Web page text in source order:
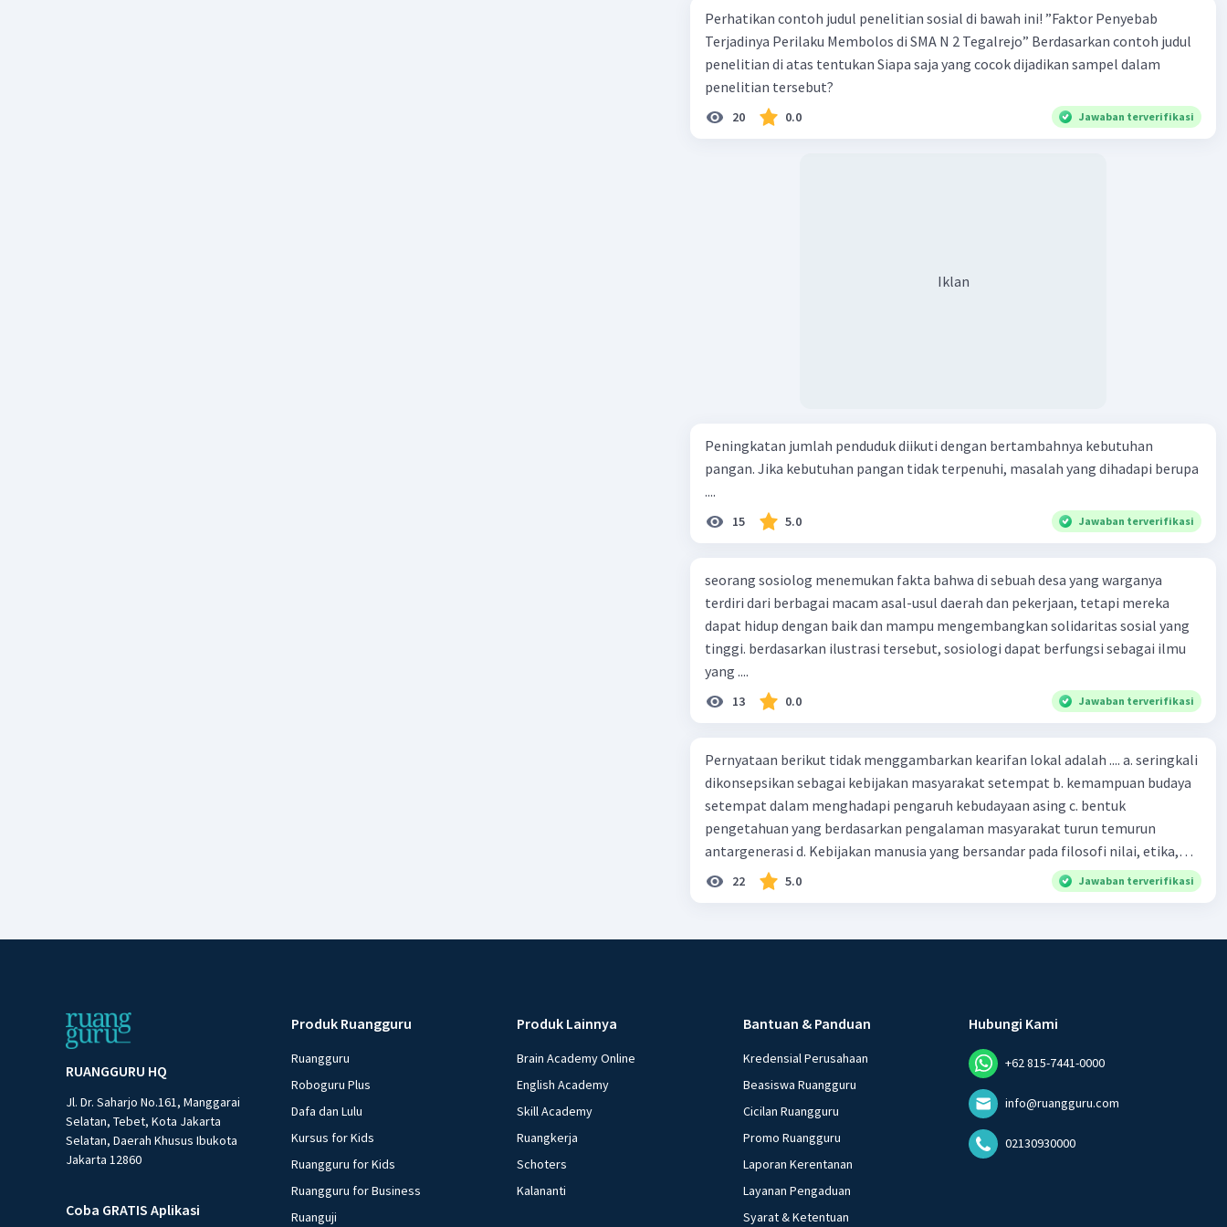
Perhatikan contoh judul penelitian sosial di bawah ini! ”Faktor Penyebab
Terjadinya Perilaku Membolos di SMA N 2 Tegalrejo” Berdasarkan contoh judul
penelitian di atas tentukan Siapa saja yang cocok dijadikan sampel dalam
penelitian tersebut?
20 0.0 Jawaban terverifikasi
Iklan
Peningkatan jumlah penduduk diikuti dengan bertambahnya kebutuhan
pangan. Jika kebutuhan pangan tidak terpenuhi, masalah yang dihadapi berupa
....
15 5.0 Jawaban terverifikasi
seorang sosiolog menemukan fakta bahwa di sebuah desa yang warganya
terdiri dari berbagai macam asal-usul daerah dan pekerjaan, tetapi mereka
dapat hidup dengan baik dan mampu mengembangkan solidaritas sosial yang
tinggi. berdasarkan ilustrasi tersebut, sosiologi dapat berfungsi sebagai ilmu
yang ....
13 0.0 Jawaban terverifikasi
Pernyataan berikut tidak menggambarkan kearifan lokal adalah .... a. seringkali
dikonsepsikan sebagai kebijakan masyarakat setempat b. kemampuan budaya
setempat dalam menghadapi pengaruh kebudayaan asing c. bentuk
pengetahuan yang berdasarkan pengalaman masyarakat turun temurun
antargenerasi d. Kebijakan manusia yang bersandar pada filosofi nilai, etika,
dan perilaku yang melembaga secara tradisional e. produk tentang nilai dalam
masyarakat dan tidak berkaitan dengan kondisi geografis atau lingkungan
22 5.0 Jawaban terverifikasi
RUANGGURU HQ
Jl. Dr. Saharjo No.161, Manggarai
Selatan, Tebet, Kota Jakarta
Selatan, Daerah Khusus Ibukota
Jakarta 12860
Coba GRATIS Aplikasi
Produk Ruangguru
Ruangguru
Roboguru Plus
Dafa dan Lulu
Kursus for Kids
Ruangguru for Kids
Ruangguru for Business
Ruanguji
Produk Lainnya
Brain Academy Online
English Academy
Skill Academy
Ruangkerja
Schoters
Kalananti
Bantuan & Panduan
Kredensial Perusahaan
Beasiswa Ruangguru
Cicilan Ruangguru
Promo Ruangguru
Laporan Kerentanan
Layanan Pengaduan
Syarat & Ketentuan
Hubungi Kami
+62 815-7441-0000
info@ruangguru.com
02130930000